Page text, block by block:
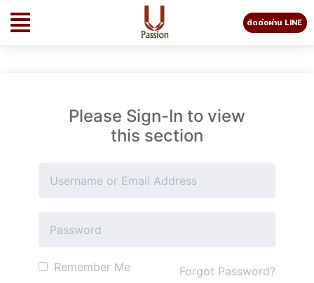
ติดต่อผ่าน LINE
Please Sign-In to view
this section
Remember Me Forgot Password?